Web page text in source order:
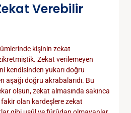
Verebilir
kişinin zekat
Zekat verilemeyen
kendisinden yukarı doğru
aşağı doğru akrabalarıdı. Bu
olsun, zekat almasında sakınca
olan kardeşlere zekat